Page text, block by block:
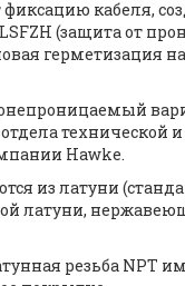
фиксацию кабеля,
(защита от
герметизация
технической
Hawke.
из латуни
латуни,
резьба NPT